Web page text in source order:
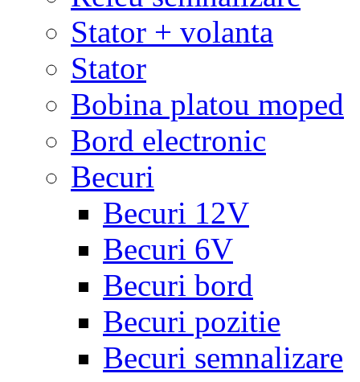
Stator + volanta
Stator
Bobina platou moped
Bord electronic
Becuri
Becuri 12V
Becuri 6V
Becuri bord
Becuri pozitie
Becuri semnalizare